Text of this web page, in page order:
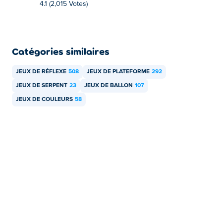
4.1 (2,015 Votes)
Catégories similaires
JEUX DE RÉFLEXE 508 JEUX DE PLATEFORME 292
JEUX DE SERPENT 23 JEUX DE BALLON 107
JEUX DE COULEURS 58